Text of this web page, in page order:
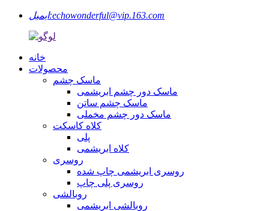
ایمیل:echowonderful@vip.163.com
خانه
محصولات
ماسک چشم
ماسک دور چشم ابریشمی
ماسک چشم ساتن
ماسک دور چشم مخملی
کلاه کاسکت
پلی
کلاه ابریشمی
روسری
روسری ابریشمی چاپ شده
روسری پلی چاپ
روبالشی
روبالشی ابریشمی